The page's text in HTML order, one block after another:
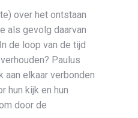
over het ontstaan
als gevolg daarvan
de loop van de tijd
Paulus
elkaar verbonden
hun kijk en hun
door de